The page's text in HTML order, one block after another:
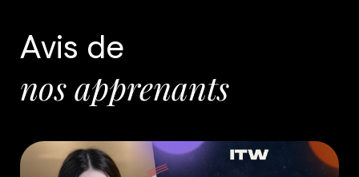
Avis de
nos apprenants